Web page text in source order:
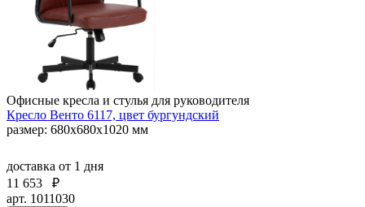
Офисные кресла и стулья для руководителя
Кресло Венто 6117, цвет бургундский
размер: 680х680х1020 мм
доставка от 1 дня
11 653
₽
арт. 1011030